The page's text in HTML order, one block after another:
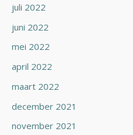
juli 2022
juni 2022
mei 2022
april 2022
maart 2022
december 2021
november 2021